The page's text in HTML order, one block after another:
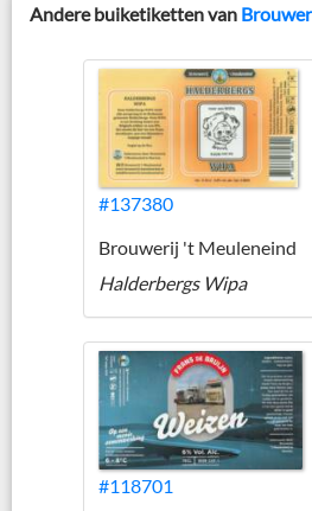
Andere buiketiketten van
#137380
Brouwerij 't Meuleneind
Halderbergs Wipa
#118701